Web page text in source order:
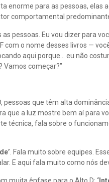
enorme para as pessoas,
comportamental
pessoas. Eu vou dizer para
com o nome desses livros —
aqui porque… eu não
Vamos começar?”
pessoas que têm alta
que a luz mostre bem aí para
técnica, fala sobre o
. Fala muito sobre equipes.
E aqui fala muito como nós